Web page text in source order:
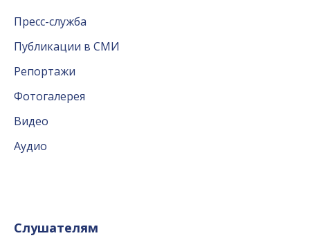
Пресс-служба
Публикации в СМИ
Репортажи
Фотогалерея
Видео
Аудио
Слушателям